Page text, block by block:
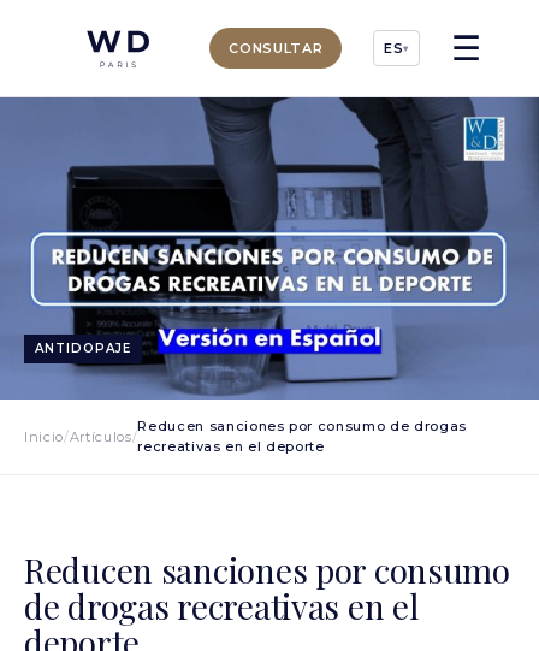
CONSULTAR ES▾ ☰
ANTIDOPAJE
Inicio/Artículos/
Reducen sanciones por consumo de drogas
recreativas en el deporte
Reducen sanciones por consumo
de drogas recreativas en el